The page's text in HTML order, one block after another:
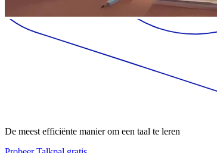
De meest efficiënte manier om een taal te leren